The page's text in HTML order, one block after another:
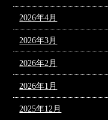
2026年4月
2026年3月
2026年2月
2026年1月
2025年12月